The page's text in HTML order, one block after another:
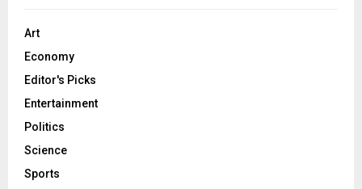
Art
Economy
Editor's Picks
Entertainment
Politics
Science
Sports